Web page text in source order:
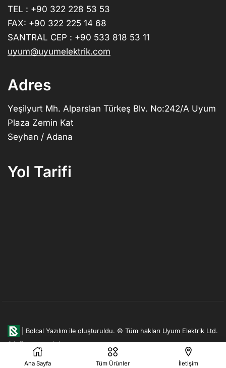
Ana Sayfa Tüm Ürünler İletişim
TEL : +90 322 228 53 53
FAX: +90 322 225 14 68
SANTRAL CEP : +90 533 818 53 11
uyum@uyumelektrik.com
Adres
Yeşilyurt Mh. Alparslan Türkeş Blv. No:242/A Uyum
Plaza Zemin Kat
Seyhan / Adana
Yol Tarifi
Bolcal Yazılım ile oluşturuldu. © Tüm hakları Uyum Elektrik Ltd.
Şti. firmasına aittir.